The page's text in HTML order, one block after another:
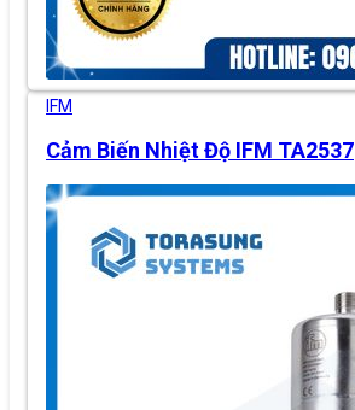
IFM
Cảm Biến Nhiệt Độ IFM TA2537